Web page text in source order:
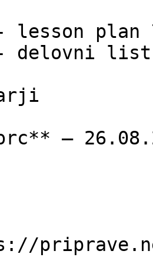
plan
- delovni
—